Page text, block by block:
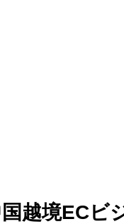
国越境EC